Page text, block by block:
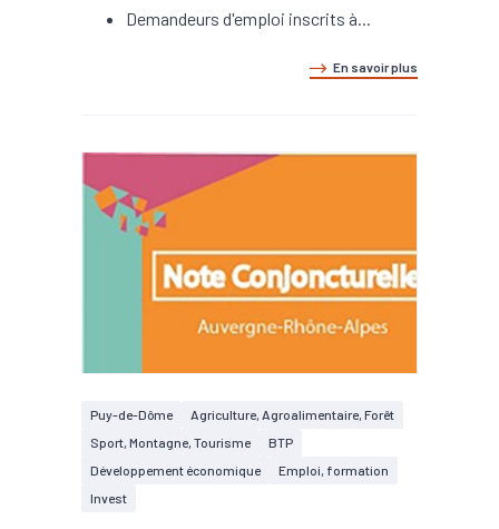
Demandeurs d'emploi inscrits à...
En savoir plus
Puy-de-Dôme
Agriculture, Agroalimentaire, Forêt
Sport, Montagne, Tourisme
BTP
Développement économique
Emploi, formation
Invest